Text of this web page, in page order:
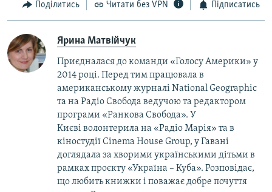
Поділитись Читати без VPN Підписатись
Ярина Матвійчук
Приєдналася до команди «Голосу Америки» у
2014 році. Перед тим працювала в
американському журналі National Geographic
та на Радіо Свобода ведучою та редактором
програми «Ранкова Свобода». У
Києві волонтерила на «Радіо Марія» та в
кіностудії Cinema House Group, у Гавані
доглядала за хворими українськими дітьми в
рамках проєкту «Україна – Куба». Розповідає,
що любить книжки і поважає добре почуття